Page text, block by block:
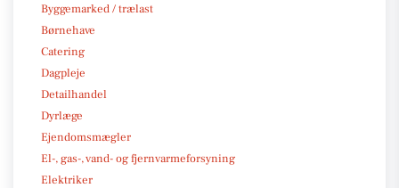
Byggemarked / trælast
Børnehave
Catering
Dagpleje
Detailhandel
Dyrlæge
Ejendomsmægler
El-, gas-, vand- og fjernvarmeforsyning
Elektriker